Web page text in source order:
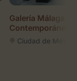
Galería Málaga
Contemporáneo
Ciudad de México